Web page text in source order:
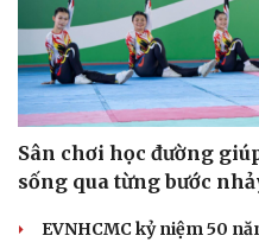
Cải chính
Sân chơi học đường
sống qua từng bước
EVNHCMC kỷ niệm 50